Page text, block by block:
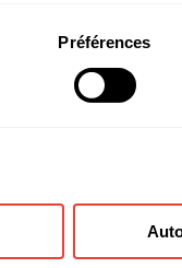
de
Préférences